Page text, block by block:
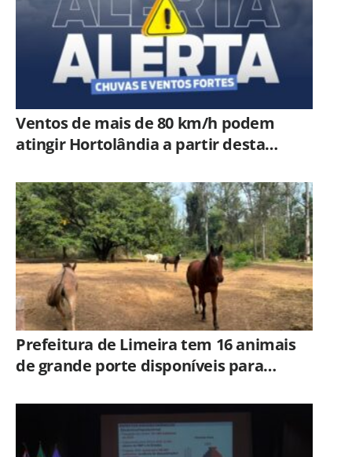
Ventos de mais de 80 km/h podem
atingir Hortolândia a partir desta
Prefeitura de Limeira tem 16 animais
de grande porte disponíveis para